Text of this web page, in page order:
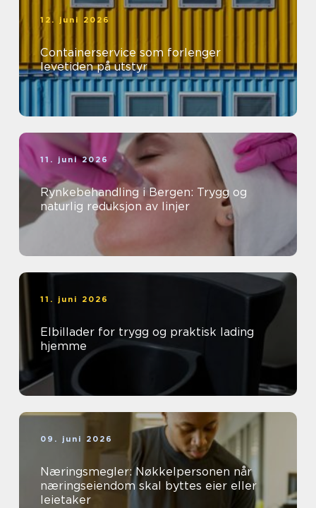
12. juni 2026
Containerservice som forlenger
levetiden på utstyr
11. juni 2026
Rynkebehandling i Bergen: Trygg og
naturlig reduksjon av linjer
11. juni 2026
Elbillader for trygg og praktisk lading
hjemme
09. juni 2026
Næringsmegler: Nøkkelpersonen når
næringseiendom skal byttes eier eller
leietaker